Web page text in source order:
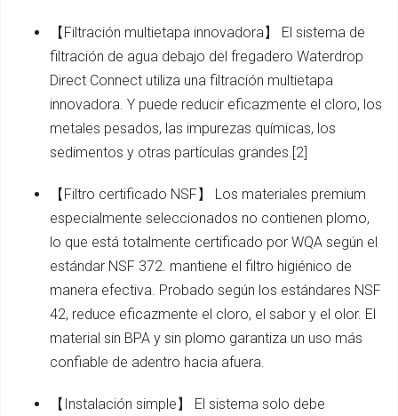
【Filtración multietapa innovadora】 El sistema de
filtración de agua debajo del fregadero Waterdrop
Direct Connect utiliza una filtración multietapa
innovadora. Y puede reducir eficazmente el cloro, los
metales pesados, las impurezas químicas, los
sedimentos y otras partículas grandes.[2]
【Filtro certificado NSF】 Los materiales premium
especialmente seleccionados no contienen plomo,
lo que está totalmente certificado por WQA según el
estándar NSF 372. mantiene el filtro higiénico de
manera efectiva. Probado según los estándares NSF
42, reduce eficazmente el cloro, el sabor y el olor. El
material sin BPA y sin plomo garantiza un uso más
confiable de adentro hacia afuera.
【Instalación simple】 El sistema solo debe